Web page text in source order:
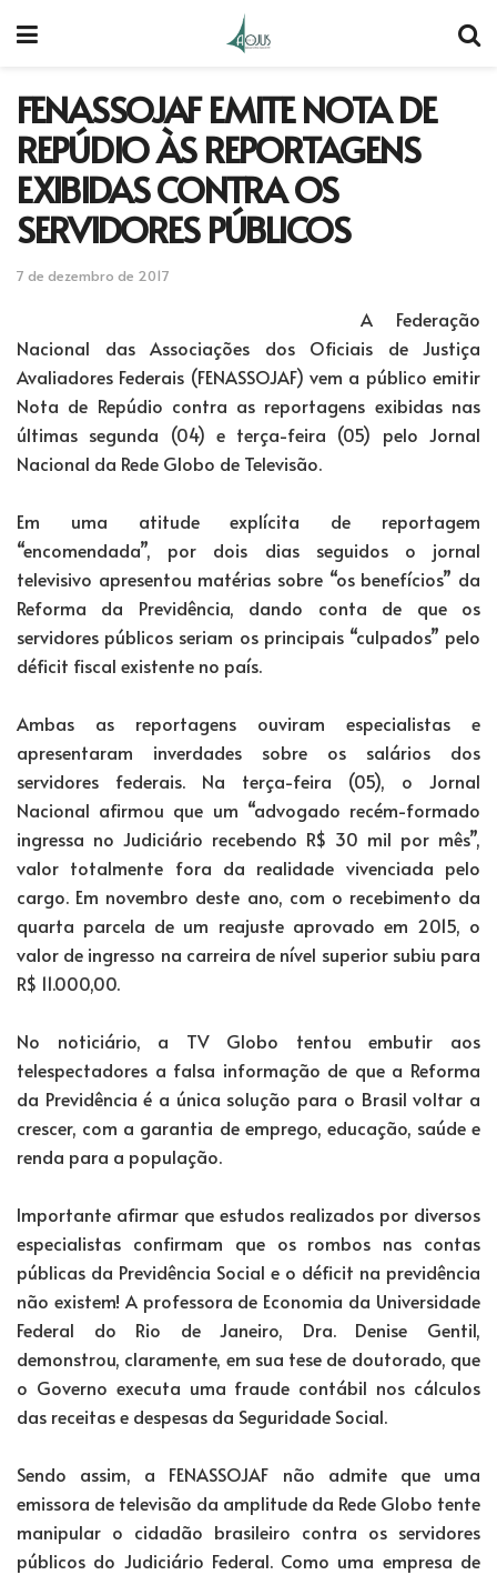
FENASSOJAF EMITE NOTA DE
REPÚDIO ÀS REPORTAGENS
EXIBIDAS CONTRA OS
SERVIDORES PÚBLICOS
7 de dezembro de 2017
A Federação
Nacional das Associações dos Oficiais de Justiça
Avaliadores Federais (FENASSOJAF) vem a público emitir
Nota de Repúdio contra as reportagens exibidas nas
últimas segunda (04) e terça-feira (05) pelo Jornal
Nacional da Rede Globo de Televisão.
Em uma atitude explícita de reportagem
“encomendada”, por dois dias seguidos o jornal
televisivo apresentou matérias sobre “os benefícios” da
Reforma da Previdência, dando conta de que os
servidores públicos seriam os principais “culpados” pelo
déficit fiscal existente no país.
Ambas as reportagens ouviram especialistas e
apresentaram inverdades sobre os salários dos
servidores federais. Na terça-feira (05), o Jornal
Nacional afirmou que um “advogado recém-formado
ingressa no Judiciário recebendo R$ 30 mil por mês”,
valor totalmente fora da realidade vivenciada pelo
cargo. Em novembro deste ano, com o recebimento da
quarta parcela de um reajuste aprovado em 2015, o
valor de ingresso na carreira de nível superior subiu para
R$ 11.000,00.
No noticiário, a TV Globo tentou embutir aos
telespectadores a falsa informação de que a Reforma
da Previdência é a única solução para o Brasil voltar a
crescer, com a garantia de emprego, educação, saúde e
renda para a população.
Importante afirmar que estudos realizados por diversos
especialistas confirmam que os rombos nas contas
públicas da Previdência Social e o déficit na previdência
não existem! A professora de Economia da Universidade
Federal do Rio de Janeiro, Dra. Denise Gentil,
demonstrou, claramente, em sua tese de doutorado, que
o Governo executa uma fraude contábil nos cálculos
das receitas e despesas da Seguridade Social.
Sendo assim, a FENASSOJAF não admite que uma
emissora de televisão da amplitude da Rede Globo tente
manipular o cidadão brasileiro contra os servidores
públicos do Judiciário Federal. Como uma empresa de